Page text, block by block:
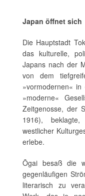
Japan öffnet sich
Die Hauptstadt
das kulturelle,
Japans nach der
von dem
»vormodernen«
»moderne«
Zeitgenosse, der
1916),
westlicher
erlebe.
Ōgai besaß die
gegenläufigen
literarisch zu